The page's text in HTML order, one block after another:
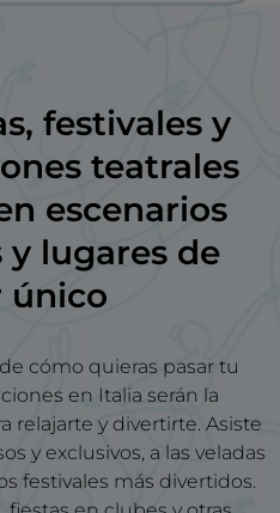
festivales y
teatrales
escenarios
y lugares de
único
cómo quieras pasar tu
en Italia serán la
relajarte y divertirte. Asiste
y exclusivos, a las veladas
festivales más divertidos.